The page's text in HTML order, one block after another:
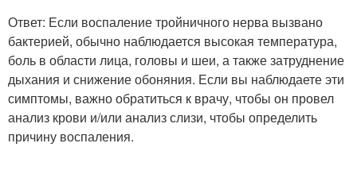
Ответ: Если воспаление тройничного нерва вызвано
бактерией, обычно наблюдается высокая температура,
боль в области лица, головы и шеи, а также затруднение
дыхания и снижение обоняния. Если вы наблюдаете эти
симптомы, важно обратиться к врачу, чтобы он провел
анализ крови и/или анализ слизи, чтобы определить
причину воспаления.